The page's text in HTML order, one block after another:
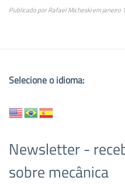
Publicado porRafael Micheskiemjaneiro
Selecione o idioma:
Newsletter -
sobre mecânica